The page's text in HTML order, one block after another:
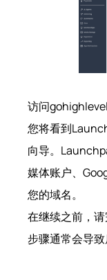
访问
您将看到
向导。
媒体账户、
您的域名。
在继续之前，
步骤通常会导致